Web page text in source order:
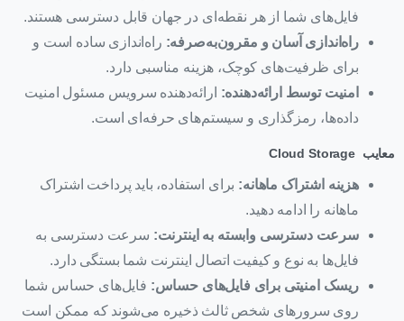
فایل‌های شما از هر نقطه‌ای در جهان قابل دسترسی هستند.
راه‌اندازی آسان و مقرون‌به‌صرفه: راه‌اندازی ساده است و
برای ظرفیت‌های کوچک، هزینه مناسبی دارد.
امنیت توسط ارائه‌دهنده: ارائه‌دهنده سرویس مسئول امنیت
داده‌ها، رمزگذاری و سیستم‌های حرفه‌ای است.
معایب Cloud Storage
هزینه اشتراک ماهانه: برای استفاده، باید پرداخت اشتراک
ماهانه را ادامه دهید.
سرعت دسترسی وابسته به اینترنت: سرعت دسترسی به
فایل‌ها به نوع و کیفیت اتصال اینترنت شما بستگی دارد.
ریسک امنیتی برای فایل‌های حساس: فایل‌های حساس شما
روی سرورهای شخص ثالث ذخیره می‌شوند که ممکن است